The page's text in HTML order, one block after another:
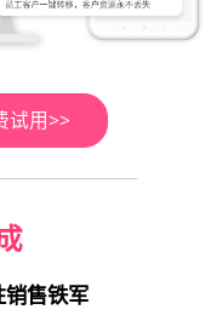
试用>>
售铁军